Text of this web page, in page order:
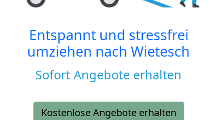
Entspannt und stressfrei
umziehen nach Wietesch
Sofort Angebote erhalten
Kostenlose Angebote erhalten